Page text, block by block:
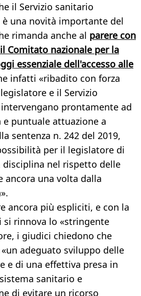
il Servizio sanitario
è una novità importante del
rimanda anche al parere con
Comitato nazionale per la
essenziale dell'accesso alle
infatti «ribadito con forza
e il Servizio
prontamente ad
e puntuale attuazione a
sentenza n. 242 del 2019,
per il legislatore di
disciplina nel rispetto delle
ancora una volta dalla
ancora più espliciti, e con la
si rinnova lo «stringente
i giudici chiedono che
adeguato sviluppo delle
e di una effettiva presa in
sanitario e
di evitare un ricorso